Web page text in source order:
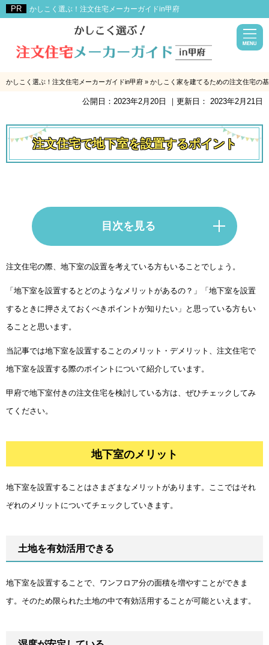
かしこく選ぶ！注文住宅メーカーガイドin甲府
かしこく選ぶ！注文住宅メーカーガイドin甲府 » かしこく家を建てるための注文住宅の
公開日： 2023年2月20日 ｜更新日： 2023年2月21日
注文住宅で地下室を設置するポイント
目次を見る
地下室のメリット
地下室のデメリット
注文住宅の際、地下室の設置を考えている方もいることでしょう。
「地下室を設置するとどのようなメリットがあるの？」「地下室を設置
するときに押さえておくべきポイントが知りたい」と思っている方もい
ることと思います。
当記事では地下室を設置することのメリット・デメリット、注文住宅で
地下室を設置する際のポイントについて紹介しています。
甲府で地下室付きの注文住宅を検討している方は、ぜひチェックしてみ
てください。
地下室のメリット
地下室を設置することはさまざまなメリットがあります。ここではそれ
ぞれのメリットについてチェックしていきます。
土地を有効活用できる
地下室を設置することで、ワンフロア分の面積を増やすことができま
す。そのため限られた土地の中で有効活用することが可能といえます。